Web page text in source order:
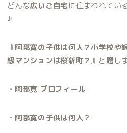
どんな広いご自宅に住まわれてい
♪
『阿部寛の子供は何人？小学校や
級マンションは桜新町？』と題し
・阿部寛 プロフィール
・阿部寛の子供は何人？